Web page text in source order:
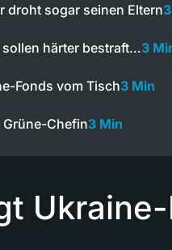
droht sogar seinen Eltern
härter bestraft…3
Fonds vom Tisch3 Min
Chefin3 Min